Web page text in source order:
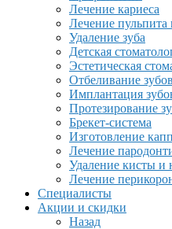
Лечение кариеса
Лечение пульпита
Удаление зуба
Детская
Эстетическая
Отбеливание зубов
Имплантация
Протезирование
Брекет-система
Изготовление капп
Лечение
Удаление кисты и
Лечение
Специалисты
Акции и скидки
Назад